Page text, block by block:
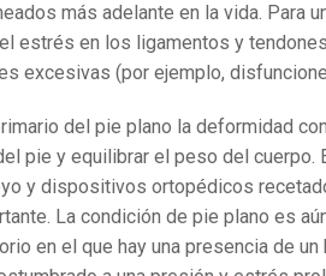
más adelante en la vida. Para
estrés en los ligamentos y
excesivas (por ejemplo,
del pie plano la deformidad
pie y equilibrar el peso del
y dispositivos ortopédicos
La condición de pie plano es
en el que hay una presencia de